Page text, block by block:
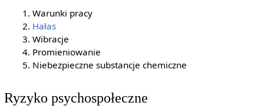
Warunki pracy
Hałas
Wibracje
Promieniowanie
Niebezpieczne substancje chemiczne
Ryzyko psychospołeczne